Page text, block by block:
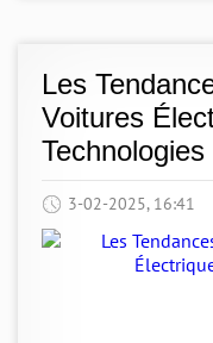
Les
Voitures
Technologies
3-02-2025, 16:41